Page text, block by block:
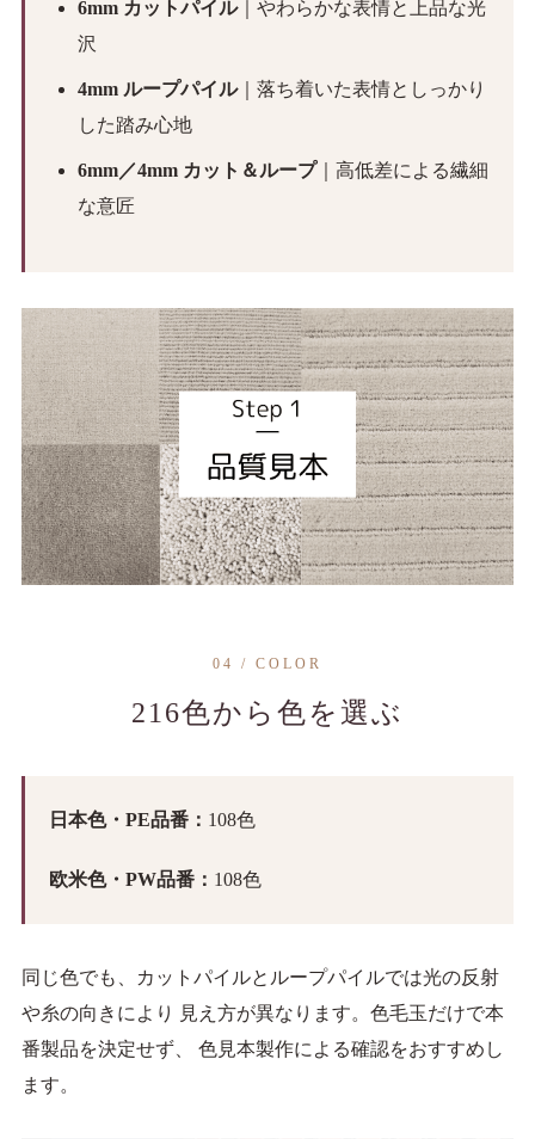
6mm カットパイル｜やわらかな表情と上品な光
沢
4mm ループパイル｜落ち着いた表情としっかり
した踏み心地
6mm／4mm カット＆ループ｜高低差による繊細
な意匠
04 / COLOR
216色から色を選ぶ
日本色・PE品番： 108色
欧米色・PW品番： 108色
同じ色でも、カットパイルとループパイルでは光の反射
や糸の向きにより 見え方が異なります。色毛玉だけで本
番製品を決定せず、 色見本製作による確認をおすすめし
ます。